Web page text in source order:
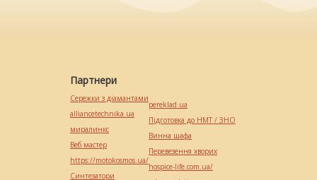
Партнери
Сережки з діамантами
alliancetechnika.ua
миралинкс
Веб мастер
https://motokosmos.ua/
Синтезатори
pereklad.ua
Підготовка до НМТ / ЗНО
Винна шафа
Перевезення хворих
hospice-life.com.ua/